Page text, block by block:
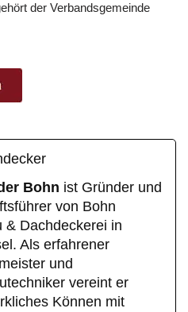
der Verbandsgemeinde
Bohn ist Gründer und
von Bohn
& Dachdeckerei in
Als erfahrener
und
vereint er
Können mit